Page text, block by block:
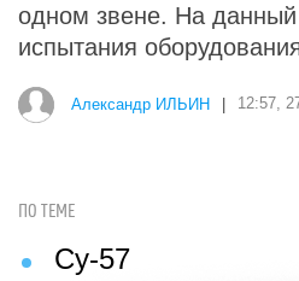
одном звене. На
испытания
Александр ИЛЬИН | 12:57,
ПО ТЕМЕ
Су-57